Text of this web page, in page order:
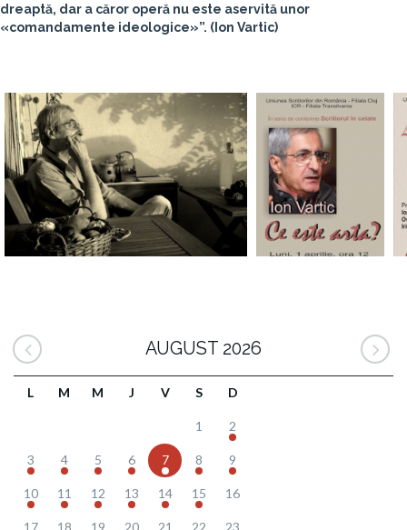
dreaptă, dar a căror operă nu este aservită unor
«comandamente ideologice»”. (Ion Vartic)
AUGUST 2026
L M M J V S D
1 2
3 4 5 6 7 8 9
10 11 12 13 14 15 16
17 18 19 20 21 22 23